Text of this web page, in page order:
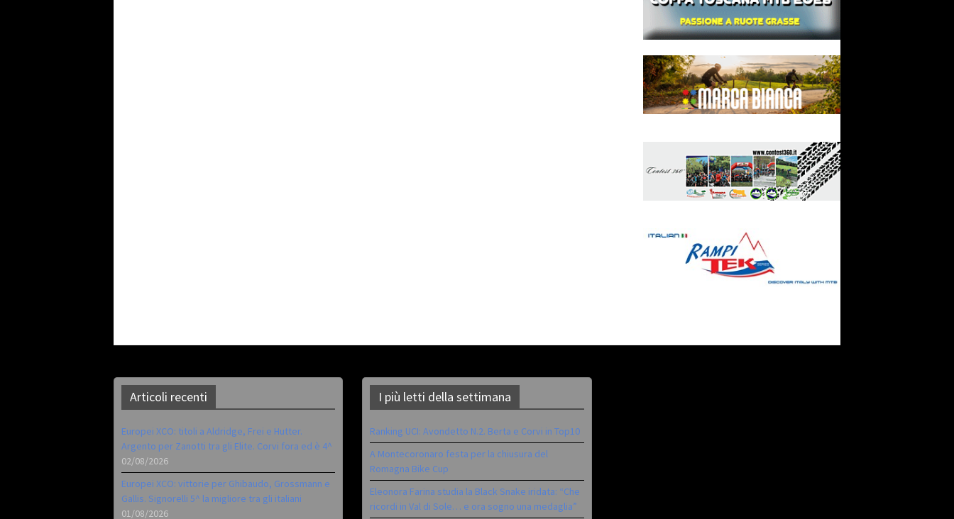
Articoli recenti
Europei XCO: titoli a Aldridge, Frei e Hutter.
Argento per Zanotti tra gli Elite. Corvi fora ed è 4^
02/08/2026
Europei XCO: vittorie per Ghibaudo, Grossmann e
Gallis. Signorelli 5^ la migliore tra gli italiani
01/08/2026
I più letti della settimana
Ranking UCI: Avondetto N.2. Berta e Corvi in Top10
A Montecoronaro festa per la chiusura del
Romagna Bike Cup
Eleonora Farina studia la Black Snake iridata: “Che
ricordi in Val di Sole… e ora sogno una medaglia”